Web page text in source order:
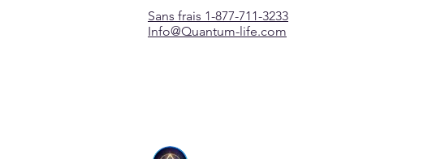
Sans frais 1-877-711-3233
Info@Quantum-life.com